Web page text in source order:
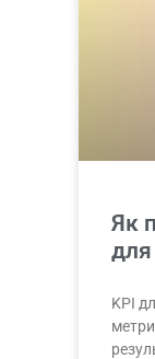
Як
для
KPI